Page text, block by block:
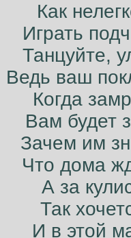
Как
Играть
Танцуйте,
Ведь ваш
Когда
Вам будет
Зачем им
Что дома
А за
Так
И в этой